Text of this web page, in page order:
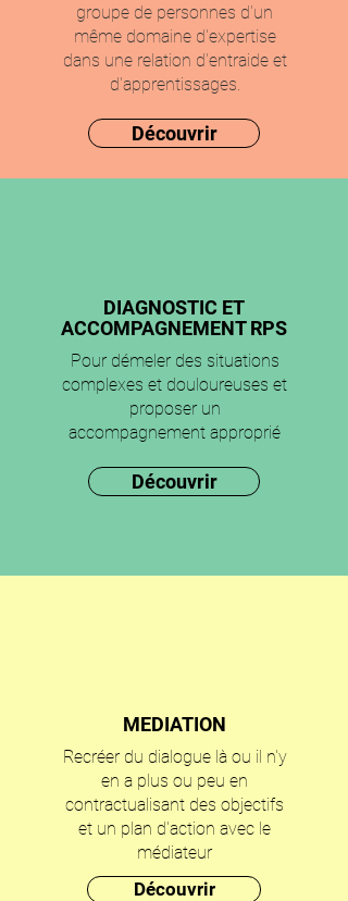
groupe de personnes d'un
même domaine d'expertise
dans une relation d'entraide et
d'apprentissages.
Découvrir
DIAGNOSTIC ET
ACCOMPAGNEMENT RPS
Pour démeler des situations
complexes et douloureuses et
proposer un
accompagnement approprié
Découvrir
MEDIATION
Recréer du dialogue là ou il n'y
en a plus ou peu en
contractualisant des objectifs
et un plan d'action avec le
médiateur
Découvrir